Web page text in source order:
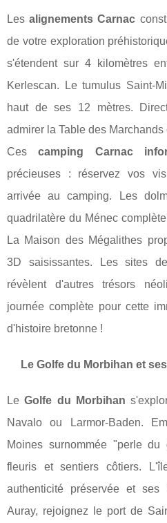
Lesalignements Carnac
de votre exploration
s'étendent sur 4 kilomètres
Kerlescan. Le tumulus Saint-
haut de ses 12 mètres.
admirer la Table des
Cescamping Carnac
précieuses : réservez vos
arrivée au camping. Les
quadrilatère du Ménec
La Maison des Mégalithes
3D saisissantes. Les sites
révèlent d'autres trésors
journée complète pour cette
d'histoire bretonne !
Le Golfe du Morbihan et
LeGolfe du Morbihan
Navalo ou Larmor-Baden.
Moines surnommée "perle
fleuris et sentiers côtiers.
authenticité préservée et ses
Auray, rejoignez le port de